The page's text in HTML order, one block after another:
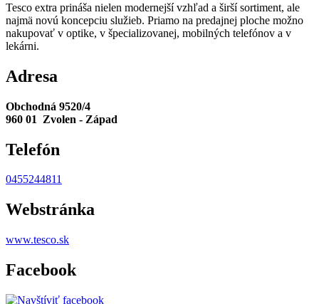
Tesco extra prináša nielen modernejší vzhľad a širší sortiment, ale
najmä novú koncepciu služieb. Priamo na predajnej ploche možno
nakupovať v optike, v špecializovanej, mobilných telefónov a v
lekárni.
Adresa
Obchodná 9520/4
960 01 Zvolen - Západ
Telefón
0455244811
Webstránka
www.tesco.sk
Facebook